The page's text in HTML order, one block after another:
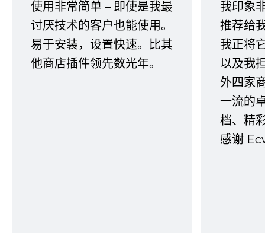
使用非常简单 – 即使是我最
讨厌技术的客户也能使用。
易于安装，设置快速。比其
他商店插件领先数光年。
我印象
推荐给
我正将
以及我
外四家
一流的
档、精
感谢